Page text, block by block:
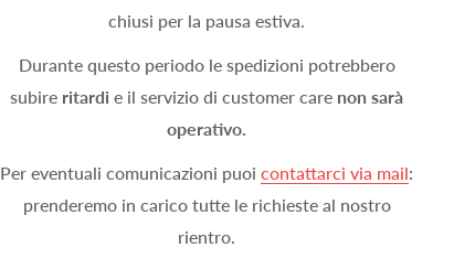
chiusi per la pausa estiva.
Durante questo periodo le spedizioni potrebbero
subire ritardi e il servizio di customer care non sarà
operativo.
Per eventuali comunicazioni puoi contattarci via mail:
prenderemo in carico tutte le richieste al nostro
rientro.